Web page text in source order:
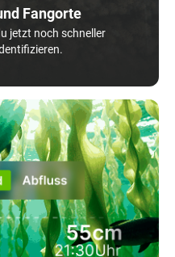
Fangorte
jetzt noch schneller